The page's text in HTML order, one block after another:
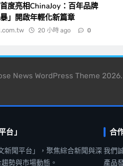
度亮相ChinaJoy：百年品牌
」開啟年輕化新篇章
20 小時 ago 0
News WordPress Theme
台」
新聞平台」，聚焦綜合新聞與深
勢與市場動態。
合
我們
產品